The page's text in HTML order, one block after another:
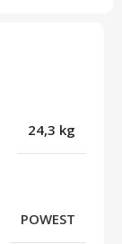
24,3 kg
POWEST